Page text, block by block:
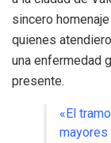
sincero
quienes
una enfermedad
presente.
«El
mayores